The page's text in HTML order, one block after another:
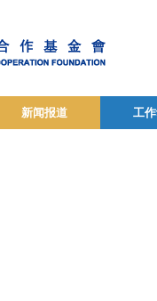
新闻报道 工